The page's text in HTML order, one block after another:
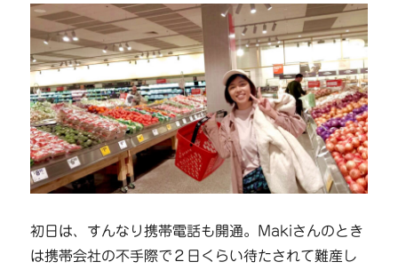
初日は、すんなり携帯電話も開通。Makiさんのとき
は携帯会社の不手際で２日くらい待たされて難産し